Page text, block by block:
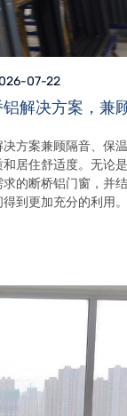
07-22
解决方案，兼
方案兼顾隔音、保
居住舒适度。无论
的断桥铝门窗，并
到更加充分的利用。